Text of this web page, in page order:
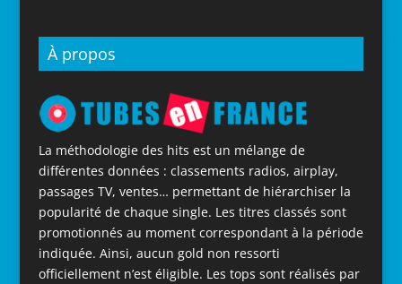
À propos
La méthodologie des hits est un mélange de
différentes données : classements radios, airplay,
passages TV, ventes… permettant de hiérarchiser la
popularité de chaque single. Les titres classés sont
promotionnés au moment correspondant à la période
indiquée. Ainsi, aucun gold non ressorti
officiellement n’est éligible. Les tops sont réalisés par